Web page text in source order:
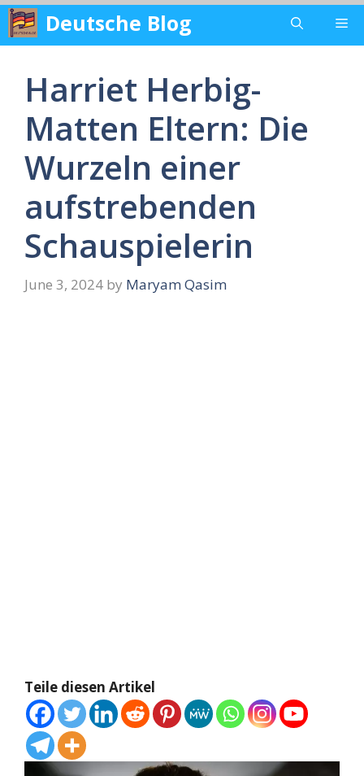
Skip
content
Deutsche Blog
Harriet Herbig-
Matten Eltern: Die
Wurzeln einer
aufstrebenden
Schauspielerin
June 3, 2024 by Maryam Qasim
Teile diesen Artikel